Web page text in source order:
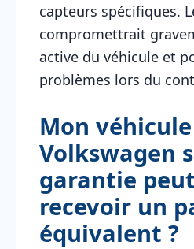
capteurs spécifiques.
compromettrait
active du véhicule et
problèmes lors du
Mon véhicule
Volkswagen
garantie
recevoir un
équivalent ?